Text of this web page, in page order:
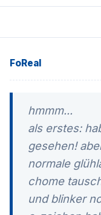
FoReal
hmmm...
als erstes:
gesehen!
normale
chome
und blinker